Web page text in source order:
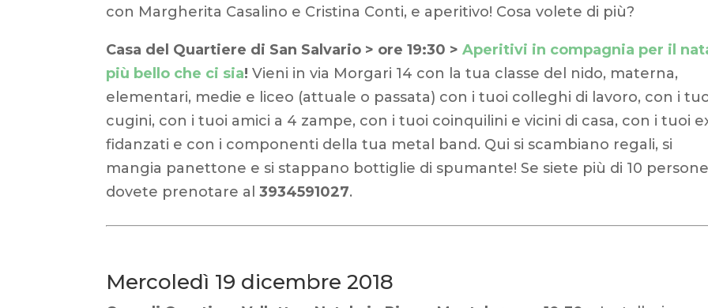
con Margherita Casalino e Cristina Conti, e aperitivo! Cosa volete di più?
Casa del Quartiere di San Salvario > ore 19:30 >Aperitivi in compagnia per il
più bello che ci sia! Vieni in via Morgari 14 con la tua classe del nido, materna,
elementari, medie e liceo (attuale o passata) con i tuoi colleghi di lavoro, con i
cugini, con i tuoi amici a 4 zampe, con i tuoi coinquilini e vicini di casa, con i tuoi
fidanzati e con i componenti della tua metal band. Qui si scambiano regali, si
mangia panettone e si stappano bottiglie di spumante! Se siete più di 10
dovete prenotare al3934591027.
Mercoledì 19 dicembre 2018